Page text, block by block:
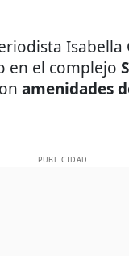
Isabella
en el complejo
amenidades
PUBLICIDAD